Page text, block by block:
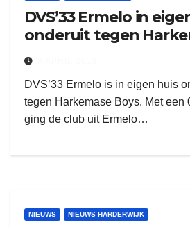
DVS’33 Ermelo in
onderuit tegen
DVS’33 Ermelo is in eigen huis
tegen Harkemase Boys. Met een
ging de club uit Ermelo…
NIEUWS NIEUWS HARDERWIJK